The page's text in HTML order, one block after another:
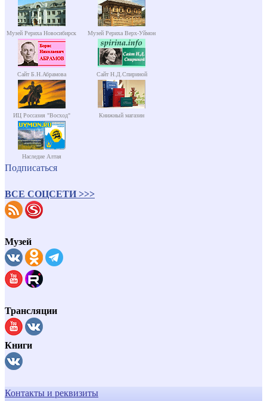
Музей Рериха Новосибирск Музей Рериха Верх-Уймон
Сайт Б.Н.Абрамова Сайт Н.Д.Спириной
ИЦ Россазия "Восход" Книжный магазин
Наследие Алтая
Подписаться
ВСЕ СОЦСЕТИ >>>
Музей
Трансляции
Книги
Контакты и реквизиты